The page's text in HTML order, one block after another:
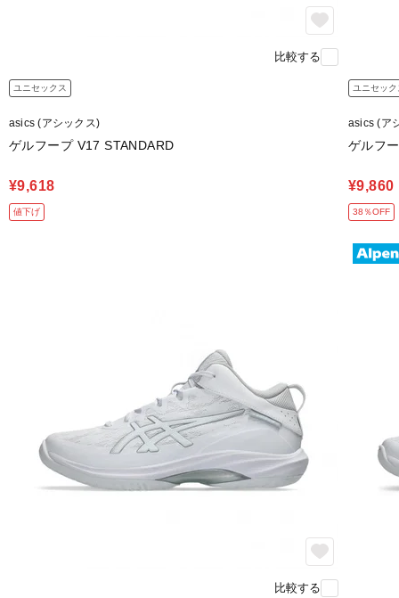
比較する
ユニセックス
asics (アシックス)
ゲルフープ V17 STANDARD
¥9,618
値下げ
ユニセック
asics (ア
ゲルフ
¥9,860
38％OFF
比較する